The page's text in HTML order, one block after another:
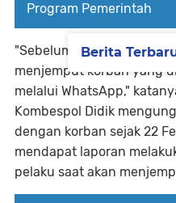
Program Pemerintah
"Sebelum melakukan
menjemput korban yang
melalui WhatsApp,"
Kombespol Didik
dengan korban sejak 22
mendapat laporan
pelaku saat akan
Berita